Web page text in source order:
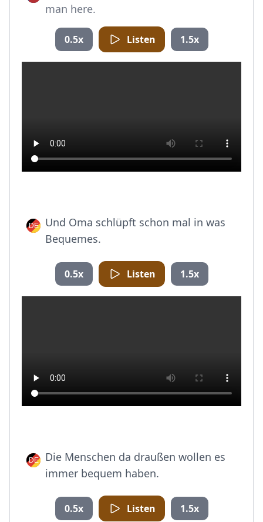
man here.
0.5x Listen 1.5x
Und Oma schlüpft schon mal in was
Bequemes.
0.5x Listen 1.5x
Die Menschen da draußen wollen es
immer bequem haben.
0.5x Listen 1.5x